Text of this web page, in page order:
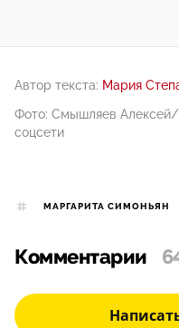
Автор текста: Мария
Фото: Смышляев
соцсети
МАРГАРИТА СИМОНЬЯН
Комментарии